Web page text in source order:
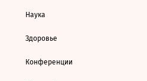
Наука
Здоровье
Конференции